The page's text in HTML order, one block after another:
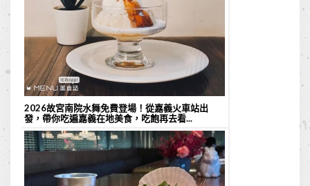
2026故宮南院水舞免費登場！從嘉義火車站出
發，帶你吃遍嘉義在地美食，吃飽再去看...